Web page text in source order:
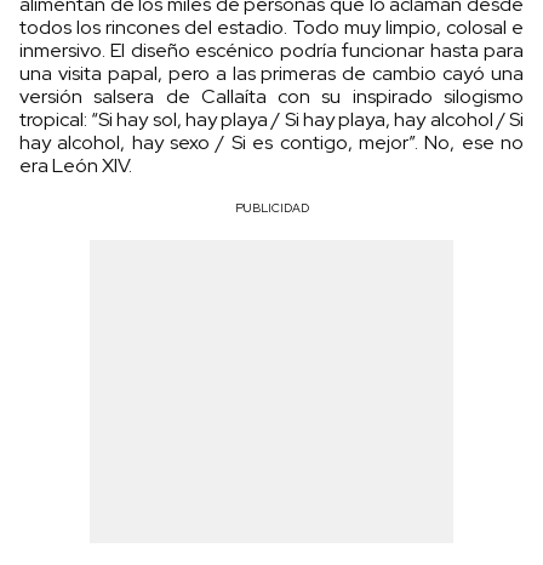
todos los rincones del estadio. Todo muy limpio, colosal e
inmersivo. El diseño escénico podría funcionar hasta para
una visita papal, pero a las primeras de cambio cayó una
versión salsera de Callaíta con su inspirado silogismo
tropical: “Si hay sol, hay playa / Si hay playa, hay alcohol / Si
hay alcohol, hay sexo / Si es contigo, mejor”. No, ese no
era León XIV.
PUBLICIDAD